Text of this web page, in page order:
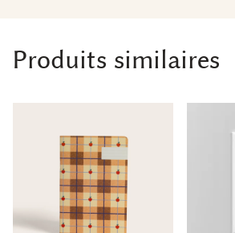
Produits similaires